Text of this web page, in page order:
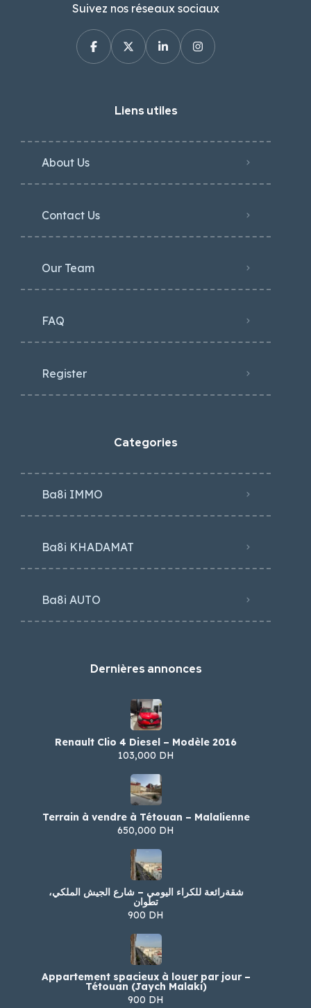
Suivez nos réseaux sociaux
Liens utiles
About Us
Contact Us
Our Team
FAQ
Register
Categories
Ba8i IMMO
Ba8i KHADAMAT
Ba8i AUTO
Dernières annonces
Renault Clio 4 Diesel – Modèle 2016
103,000 DH
Terrain à vendre à Tétouan – Malalienne
650,000 DH
شقةرائعة للكراء اليومي – شارع الجيش الملكي،
تطوان
900 DH
Appartement spacieux à louer par jour –
Tétouan (Jaych Malaki)
900 DH